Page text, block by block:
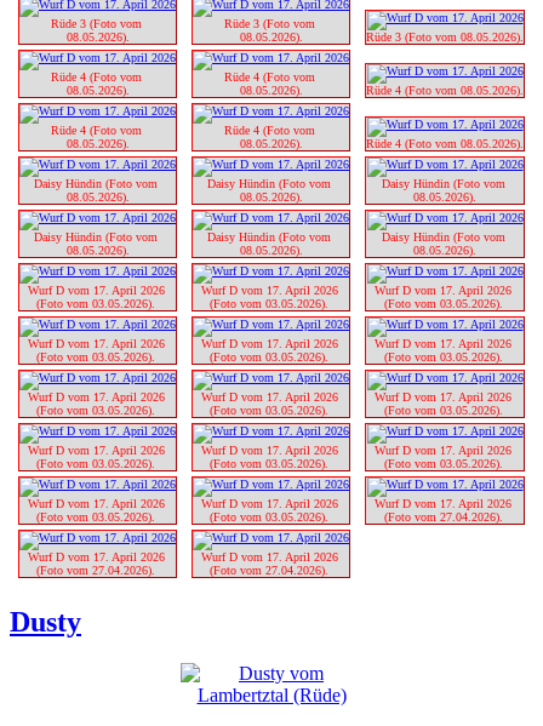
Rüde 3 (Foto vom
08.05.2026).
Rüde 3 (Foto vom
08.05.2026).
Rüde 3 (Foto vom 08.05.2026).
Rüde 4 (Foto vom
08.05.2026).
Rüde 4 (Foto vom
08.05.2026).
Rüde 4 (Foto vom 08.05.2026).
Rüde 4 (Foto vom
08.05.2026).
Rüde 4 (Foto vom
08.05.2026).
Rüde 4 (Foto vom 08.05.2026).
Daisy Hündin (Foto vom
08.05.2026).
Daisy Hündin (Foto vom
08.05.2026).
Daisy Hündin (Foto vom
08.05.2026).
Daisy Hündin (Foto vom
08.05.2026).
Daisy Hündin (Foto vom
08.05.2026).
Daisy Hündin (Foto vom
08.05.2026).
Wurf D vom 17. April 2026
(Foto vom 03.05.2026).
Wurf D vom 17. April 2026
(Foto vom 03.05.2026).
Wurf D vom 17. April 2026
(Foto vom 03.05.2026).
Wurf D vom 17. April 2026
(Foto vom 03.05.2026).
Wurf D vom 17. April 2026
(Foto vom 03.05.2026).
Wurf D vom 17. April 2026
(Foto vom 03.05.2026).
Wurf D vom 17. April 2026
(Foto vom 03.05.2026).
Wurf D vom 17. April 2026
(Foto vom 03.05.2026).
Wurf D vom 17. April 2026
(Foto vom 03.05.2026).
Wurf D vom 17. April 2026
(Foto vom 03.05.2026).
Wurf D vom 17. April 2026
(Foto vom 03.05.2026).
Wurf D vom 17. April 2026
(Foto vom 03.05.2026).
Wurf D vom 17. April 2026
(Foto vom 03.05.2026).
Wurf D vom 17. April 2026
(Foto vom 03.05.2026).
Wurf D vom 17. April 2026
(Foto vom 27.04.2026).
Wurf D vom 17. April 2026
(Foto vom 27.04.2026).
Wurf D vom 17. April 2026
(Foto vom 27.04.2026).
Dusty